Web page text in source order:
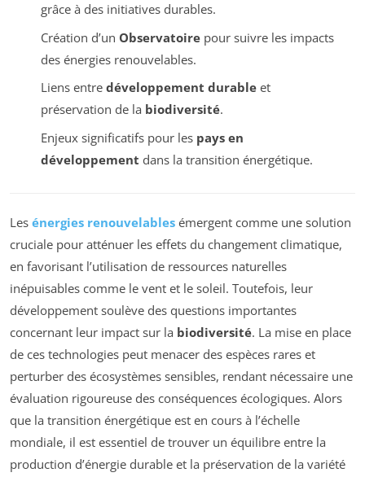
grâce à des initiatives durables.
Création d’un Observatoirepour suivre les impacts
des énergies renouvelables.
Liens entre développement durableet
préservation de la biodiversité.
Enjeux significatifs pour les pays en
développement dans la transition énergétique.
Les énergies renouvelables émergent comme une solution
cruciale pour atténuer les effets du changement climatique,
en favorisant l’utilisation de ressources naturelles
inépuisables comme le vent et le soleil. Toutefois, leur
développement soulève des questions importantes
concernant leur impact sur la biodiversité. La mise en place
de ces technologies peut menacer des espèces rares et
perturber des écosystèmes sensibles, rendant nécessaire une
évaluation rigoureuse des conséquences écologiques. Alors
que la transition énergétique est en cours à l’échelle
mondiale, il est essentiel de trouver un équilibre entre la
production d’énergie durable et la préservation de la variété